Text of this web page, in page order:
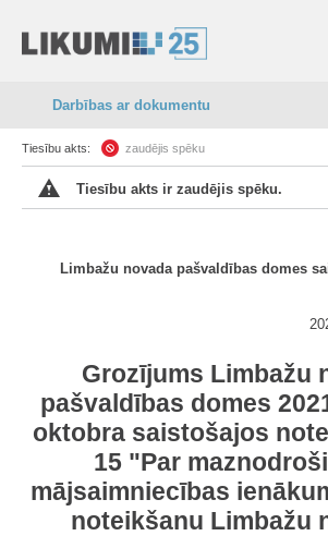
Darbības ar dokumentu
Tiesību akts: zaudējis spēku
Tiesību akts ir zaudējis spēku.
Limbažu novada pašvaldības domes
Grozījums Limbažu
pašvaldības domes
oktobra saistošajos
15 "Par
mājsaimniecības
noteikšanu Limbažu